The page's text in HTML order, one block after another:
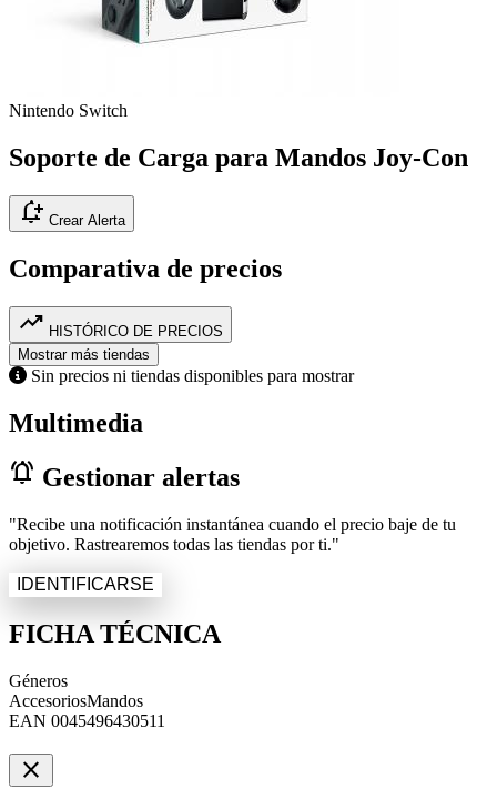
Nintendo Switch
Soporte de Carga para Mandos Joy-Con
notification_add Crear Alerta
Comparativa de precios
trending_up HISTÓRICO DE PRECIOS
Mostrar más tiendas
Sin precios ni tiendas disponibles para mostrar
Multimedia
notifications_active Gestionar alertas
"Recibe una notificación instantánea cuando el precio baje de tu
objetivo. Rastrearemos todas las tiendas por ti."
IDENTIFICARSE
FICHA TÉCNICA
Géneros
AccesoriosMandos
EAN 0045496430511
close